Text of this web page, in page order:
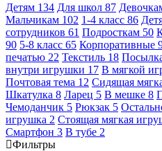
Детям 134 Для школ 87
Мальчикам 102 1-4 класс 86
сотрудников 61 Подросткам 50
90 5-8 класс 65 Корпоративные
печатью 22 Текстиль 18
внутри игрушки 17 В мягкой
Почтовая тема 12 Сидящая
Шкатулка 8 Ларец 5 В мешке 8
Чемоданчик 5 Рюкзак 5
игрушка 2 Стоящая мягкая
Смартфон 3 В тубе 2
Фильтры